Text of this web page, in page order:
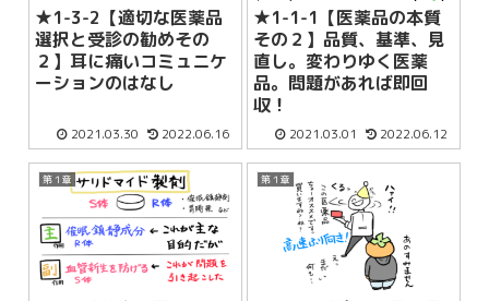
★1-3-2【適切な医薬品
選択と受診の勧めその
２】耳に痛いコミュニケ
ーションのはなし
2021.03.30 2022.06.16
★1-1-1【医薬品の本質
その２】品質、基準、見
直し。変わりゆく医薬
品。問題があれば即回
収！
2021.03.01 2022.06.12
第１章 第１章